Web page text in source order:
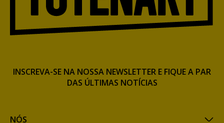
NÓS
INSCREVA-SE NA NOSSA NEWSLETTER E FIQUE A PAR
DAS ÚLTIMAS NOTÍCIAS